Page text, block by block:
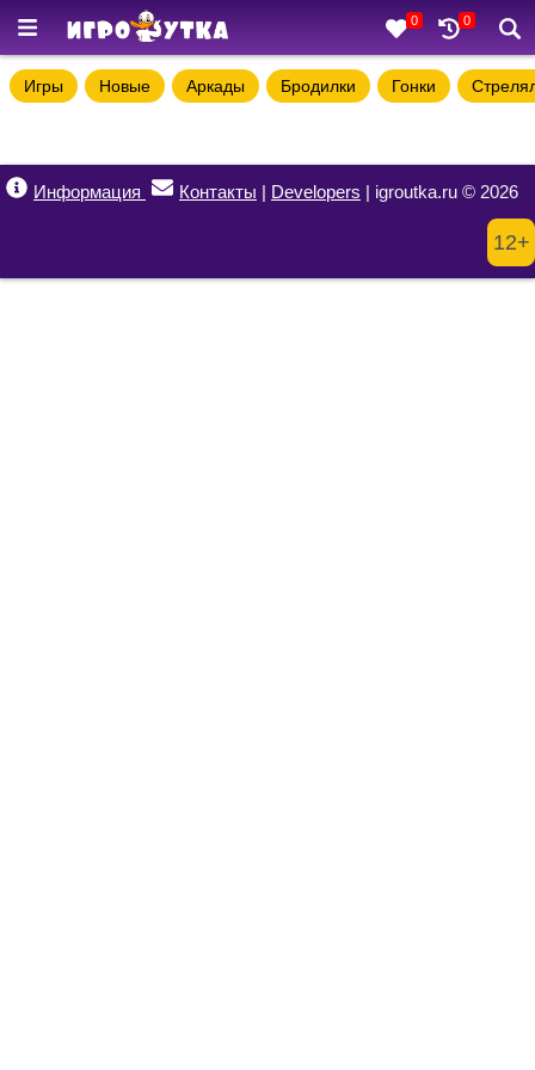
0 0
Игры Новые Аркады Бродилки Гонки
Информация Контакты | Developers | igroutka.ru © 2026
12+